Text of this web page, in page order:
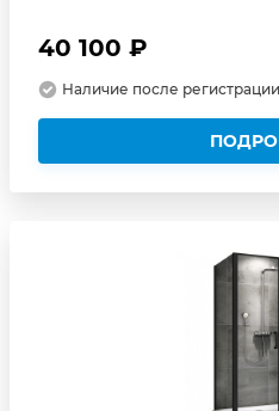
40 100 ₽
Наличие после